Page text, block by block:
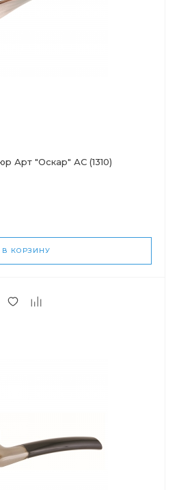
Арт "Оскар" АС (1310)
В КОРЗИНУ